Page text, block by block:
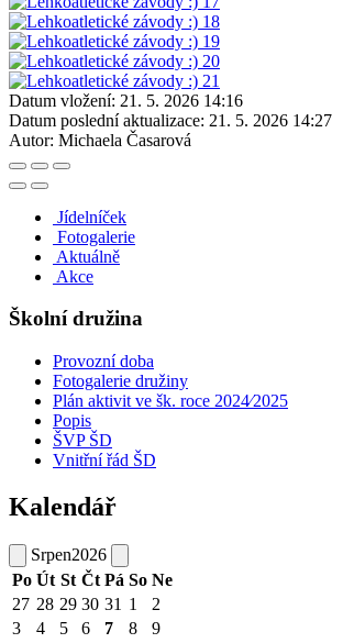
Datum vložení: 21. 5. 2026 14:16
Datum poslední aktualizace: 21. 5. 2026 14:27
Autor: Michaela Časarová
Jídelníček
Fotogalerie
Aktuálně
Akce
Školní družina
Provozní doba
Fotogalerie družiny
Plán aktivit ve šk. roce 2024⁄2025
Popis
ŠVP ŠD
Vnitřní řád ŠD
Kalendář
Srpen2026
Po Út St Čt Pá So Ne
27 28 29 30 31 1
2
3
4 5 6 7 8
9